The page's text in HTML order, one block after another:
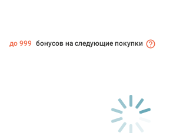
до 999 бонусов на следующие покупки